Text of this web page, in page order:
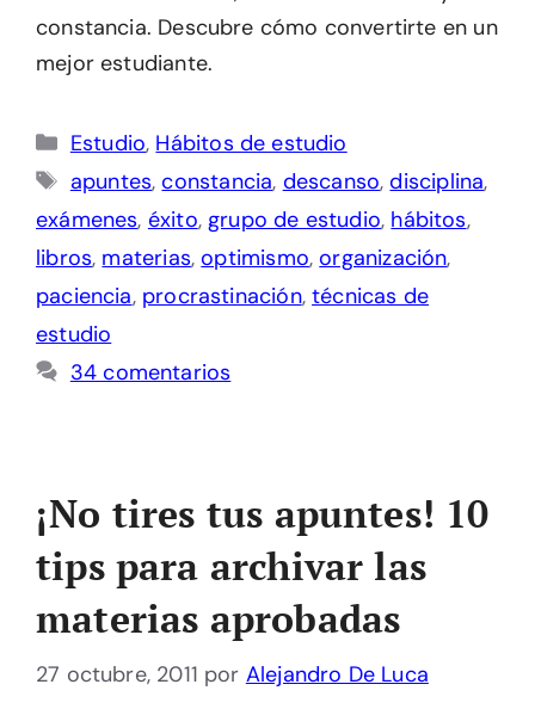
constancia. Descubre cómo convertirte en un
mejor estudiante.
Categorías
Estudio, Hábitos de estudio
Etiquetas
apuntes,constancia, descanso,disciplina,
exámenes, éxito,grupo de estudio, hábitos,
libros, materias,optimismo,organización,
paciencia, procrastinación,técnicas de
estudio
34 comentarios
¡No tires tus apuntes! 10
tips para archivar las
materias aprobadas
27 octubre, 2011 por Alejandro De Luca